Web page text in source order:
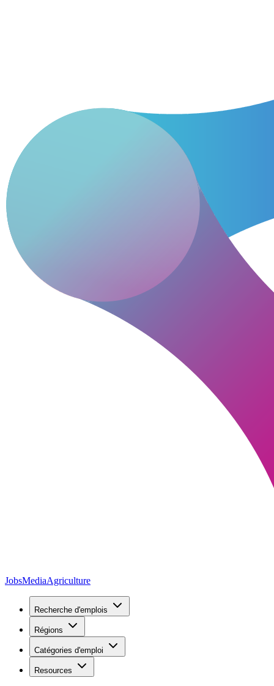
JobsMediaAgriculture
Recherche d'emplois
Régions
Catégories d'emploi
Resources